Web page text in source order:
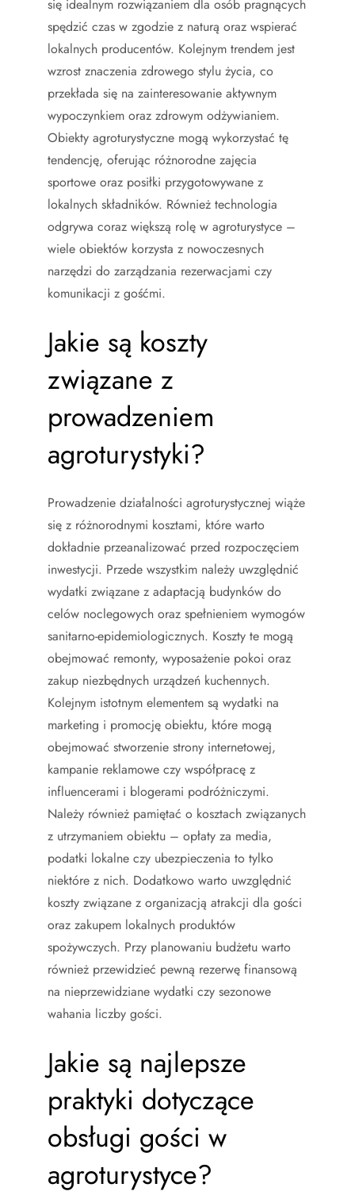
się idealnym rozwiązaniem dla osób pragnących
spędzić czas w zgodzie z naturą oraz wspierać
lokalnych producentów. Kolejnym trendem jest
wzrost znaczenia zdrowego stylu życia, co
przekłada się na zainteresowanie aktywnym
wypoczynkiem oraz zdrowym odżywianiem.
Obiekty agroturystyczne mogą wykorzystać tę
tendencję, oferując różnorodne zajęcia
sportowe oraz posiłki przygotowywane z
lokalnych składników. Również technologia
odgrywa coraz większą rolę w agroturystyce –
wiele obiektów korzysta z nowoczesnych
narzędzi do zarządzania rezerwacjami czy
komunikacji z gośćmi.
Jakie są koszty
związane z
prowadzeniem
agroturystyki?
Prowadzenie działalności agroturystycznej wiąże
się z różnorodnymi kosztami, które warto
dokładnie przeanalizować przed rozpoczęciem
inwestycji. Przede wszystkim należy uwzględnić
wydatki związane z adaptacją budynków do
celów noclegowych oraz spełnieniem wymogów
sanitarno-epidemiologicznych. Koszty te mogą
obejmować remonty, wyposażenie pokoi oraz
zakup niezbędnych urządzeń kuchennych.
Kolejnym istotnym elementem są wydatki na
marketing i promocję obiektu, które mogą
obejmować stworzenie strony internetowej,
kampanie reklamowe czy współpracę z
influencerami i blogerami podróżniczymi.
Należy również pamiętać o kosztach związanych
z utrzymaniem obiektu – opłaty za media,
podatki lokalne czy ubezpieczenia to tylko
niektóre z nich. Dodatkowo warto uwzględnić
koszty związane z organizacją atrakcji dla gości
oraz zakupem lokalnych produktów
spożywczych. Przy planowaniu budżetu warto
również przewidzieć pewną rezerwę finansową
na nieprzewidziane wydatki czy sezonowe
wahania liczby gości.
Jakie są najlepsze
praktyki dotyczące
obsługi gości w
agroturystyce?